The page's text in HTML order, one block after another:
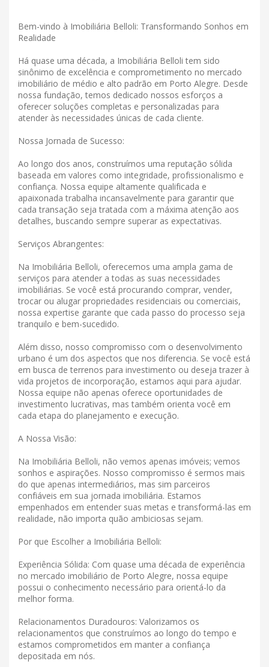
Bem-vindo à Imobiliária Belloli: Transformando Sonhos em
Realidade
Há quase uma década, a Imobiliária Belloli tem sido
sinônimo de excelência e comprometimento no mercado
imobiliário de médio e alto padrão em Porto Alegre. Desde
nossa fundação, temos dedicado nossos esforços a
oferecer soluções completas e personalizadas para
atender às necessidades únicas de cada cliente.
Nossa Jornada de Sucesso:
Ao longo dos anos, construímos uma reputação sólida
baseada em valores como integridade, profissionalismo e
confiança. Nossa equipe altamente qualificada e
apaixonada trabalha incansavelmente para garantir que
cada transação seja tratada com a máxima atenção aos
detalhes, buscando sempre superar as expectativas.
Serviços Abrangentes:
Na Imobiliária Belloli, oferecemos uma ampla gama de
serviços para atender a todas as suas necessidades
imobiliárias. Se você está procurando comprar, vender,
trocar ou alugar propriedades residenciais ou comerciais,
nossa expertise garante que cada passo do processo seja
tranquilo e bem-sucedido.
Além disso, nosso compromisso com o desenvolvimento
urbano é um dos aspectos que nos diferencia. Se você está
em busca de terrenos para investimento ou deseja trazer à
vida projetos de incorporação, estamos aqui para ajudar.
Nossa equipe não apenas oferece oportunidades de
investimento lucrativas, mas também orienta você em
cada etapa do planejamento e execução.
A Nossa Visão:
Na Imobiliária Belloli, não vemos apenas imóveis; vemos
sonhos e aspirações. Nosso compromisso é sermos mais
do que apenas intermediários, mas sim parceiros
confiáveis ​​em sua jornada imobiliária. Estamos
empenhados em entender suas metas e transformá-las em
realidade, não importa quão ambiciosas sejam.
Por que Escolher a Imobiliária Belloli:
Experiência Sólida: Com quase uma década de experiência
no mercado imobiliário de Porto Alegre, nossa equipe
possui o conhecimento necessário para orientá-lo da
melhor forma.
Relacionamentos Duradouros: Valorizamos os
relacionamentos que construímos ao longo do tempo e
estamos comprometidos em manter a confiança
depositada em nós.